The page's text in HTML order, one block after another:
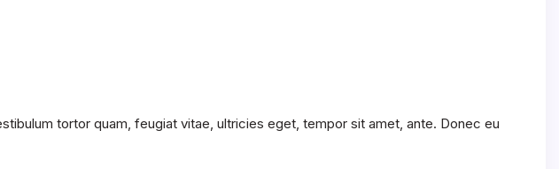
tortor quam, feugiat vitae, ultricies eget, tempor sit amet, ante. Donec eu